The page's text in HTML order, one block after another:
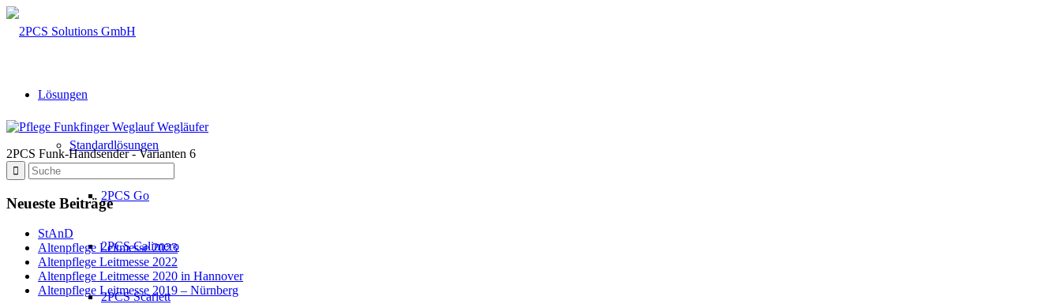
Lösungen
Standardlösungen
2PCS Go
2PCS Calimero
2PCS Scarlett
2PCS Funk-Handsender - Varianten 6
Neueste Beiträge
StAnD
Altenpflege Leitmesse 2023
Altenpflege Leitmesse 2022
Altenpflege Leitmesse 2020 in Hannover
Altenpflege Leitmesse 2019 – Nürnberg